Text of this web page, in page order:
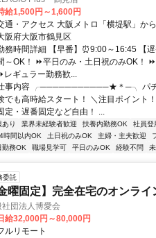
給1,500円～1,600円
通・アクセス 大阪メトロ「横堤駅」か
阪府大阪市鶴見区
務時間詳細 【早番】⏰9:00～16:45 【
～OK！ ⏩平日のみ・土日祝のみOK！
レギュラー勤務歓...
事内容 ╭───────────★＊─╮ パチ
でも高時給スタート！ ＼注目ポイント
定・遅番固定など自由！ ...
あり 業界未経験者歓迎 扶養内勤務OK 社員登
時間以内OK
土日祝のみOK 主婦・主夫歓迎
勤務OK
職場見学可 平日のみOK 経験不問
委託
金曜固定】完全在宅のオンラ
社団法人博愛会
給32,000円～80,000円
ルリモート